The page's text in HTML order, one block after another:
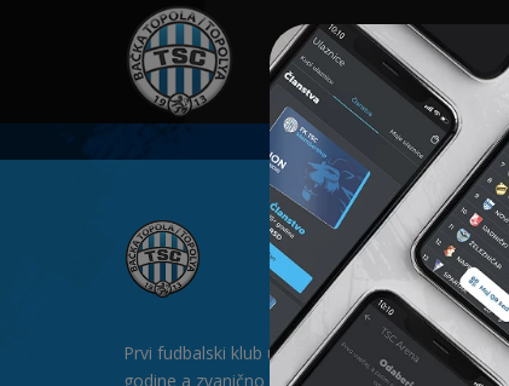
HOME
Prvi fudbalski klub u Bačkoj Topoli formiran je
godine a zvanično postoji od 1913. godine pod